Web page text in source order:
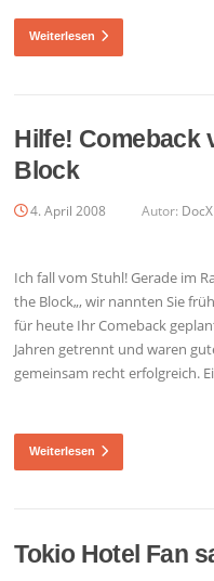
Weiterlesen
Hilfe! Comeback
Block
4. April 2008 Autor: DocX
Ich fall vom Stuhl! Gerade im
the Block„, wir nannten Sie
für heute Ihr Comeback
Jahren getrennt und waren
gemeinsam recht erfolgreich.
Weiterlesen
Tokio Hotel Fan